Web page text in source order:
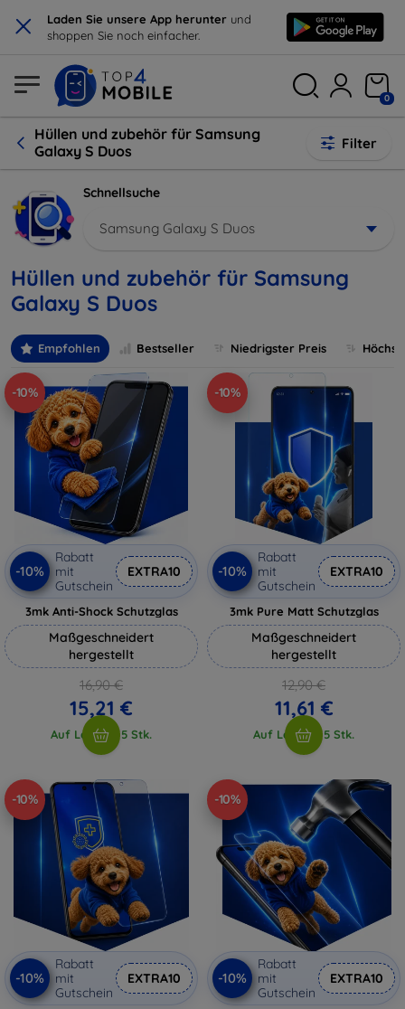
× Laden Sie unsere App herunter und
shoppen Sie noch einfacher.
0
Hüllen und zubehör für Samsung
Galaxy S Duos
Filter
Schnellsuche
Samsung Galaxy S Duos
Hüllen und zubehör für Samsung
Galaxy S Duos
Empfohlen Bestseller Niedrigster Preis
-10%
-10%
Rabatt
mit
Gutschein
EXTRA10
3mk Anti-Shock Schutzglas
Maßgeschneidert
hergestellt
16,90 €
15,21 €
Auf Lager > 5 Stk.
-10%
-10%
Rabatt
mit
Gutschein
EXTRA10
3mk Pure Matt Schutzglas
Maßgeschneidert
hergestellt
12,90 €
11,61 €
Auf Lager > 5 Stk.
-10%
-10%
Rabatt
mit
Gutschein
EXTRA10
-10%
-10%
Rabatt
mit
Gutschein
EXTRA10